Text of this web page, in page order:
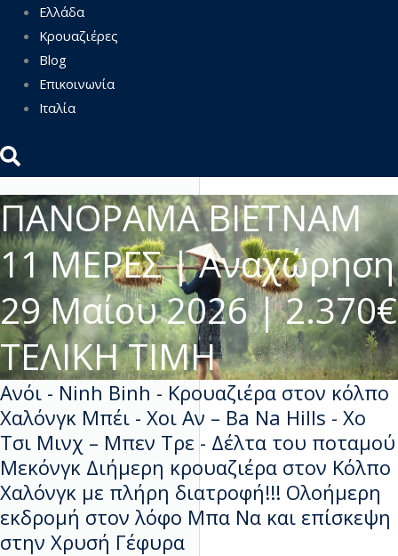
Ελλάδα
Κρουαζιέρες
Blog
Επικοινωνία
Ιταλία
ΠΑΝΟΡΑΜΑ ΒΙΕΤΝΑΜ
11 ΜΕΡΕΣ | Αναχώρηση
29 Μαίου 2026 | 2.370€
ΤΕΛΙΚΗ ΤΙΜΗ
Ανόι - Ninh Binh - Κρουαζιέρα στον κόλπο
Χαλόνγκ Μπέι - Χοι Αν – Ba Na Hills - Χο
Τσι Μινχ – Μπεν Τρε - Δέλτα του ποταμού
Μεκόνγκ Διήμερη κρουαζιέρα στον Κόλπο
Χαλόνγκ με πλήρη διατροφή!!! Ολοήμερη
εκδρομή στον λόφο Μπα Να και επίσκεψη
στην Χρυσή Γέφυρα